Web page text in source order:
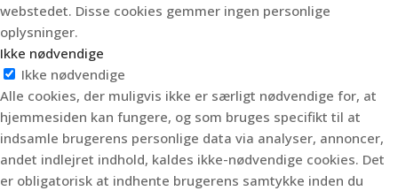
webstedet. Disse cookies gemmer ingen personlige
oplysninger.
Ikke nødvendige
Ikke nødvendige
Alle cookies, der muligvis ikke er særligt nødvendige for, at
hjemmesiden kan fungere, og som bruges specifikt til at
indsamle brugerens personlige data via analyser, annoncer,
andet indlejret indhold, kaldes ikke-nødvendige cookies. Det
er obligatorisk at indhente brugerens samtykke inden du